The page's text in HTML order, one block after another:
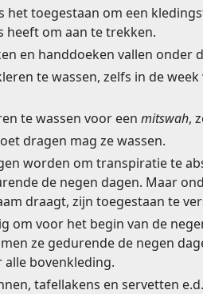
het toegestaan om een
heeft om aan te trekken.
en handdoeken vallen onder
te wassen, zelfs in de week
te wassen voor eenmitswah,
dragen mag ze wassen.
worden om transpiratie te
de negen dagen. Maar
draagt, zijn toegestaan te
om voor het begin van de
ze gedurende de negen
bovenkleding.
tafellakens en servetten